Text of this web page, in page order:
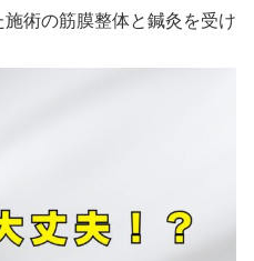
術の筋膜整体と鍼灸を受け